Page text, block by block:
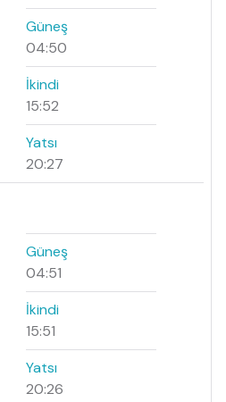
Güneş
04:50
İkindi
15:52
Yatsı
20:27
Güneş
04:51
İkindi
15:51
Yatsı
20:26